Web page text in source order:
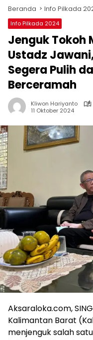
Beranda Info Pilkada
Info Pilkada 2024
Jenguk Tokoh
Ustadz
Segera Pulih
Berceramah
Kliwon Hariyanto
11 Oktober 2024
Aksaraloka.com,
Kalimantan Barat
menjenguk salah